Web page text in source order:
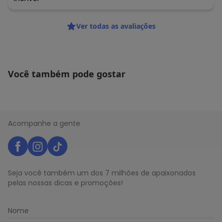
Ver todas as avaliações
Você também pode gostar
Acompanhe a gente
Seja você também um dos 7 milhões de apaixonados
pelas nossas dicas e promoções!
Nome